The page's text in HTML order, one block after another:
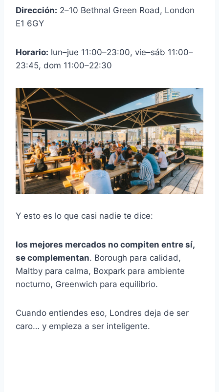
Dirección: 2–10 Bethnal Green Road, London
E1 6GY
Horario: lun–jue 11:00–23:00, vie–sáb 11:00–
23:45, dom 11:00–22:30
Y esto es lo que casi nadie te dice:
los mejores mercados no compiten entre sí,
se complementan. Borough para calidad,
Maltby para calma, Boxpark para ambiente
nocturno, Greenwich para equilibrio.
Cuando entiendes eso, Londres deja de ser
caro… y empieza a ser inteligente.